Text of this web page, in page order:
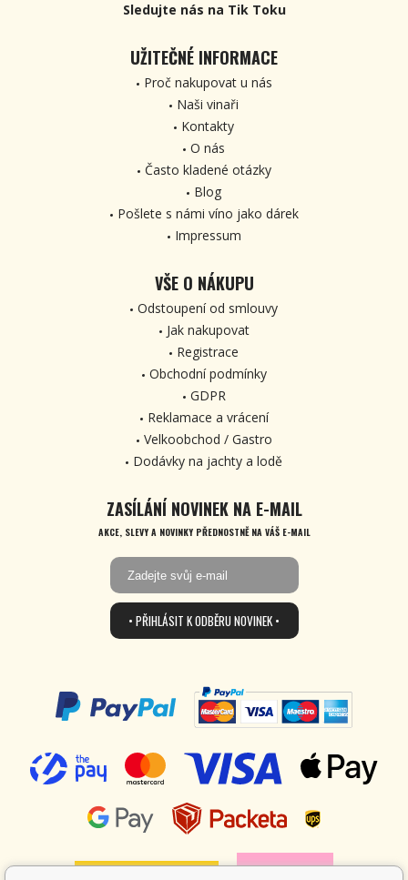
Sledujte nás na Tik Toku
UŽITEČNÉ INFORMACE
Proč nakupovat u nás
Naši vinaři
Kontakty
O nás
Často kladené otázky
Blog
Pošlete s námi víno jako dárek
Impressum
VŠE O NÁKUPU
Odstoupení od smlouvy
Jak nakupovat
Registrace
Obchodní podmínky
GDPR
Reklamace a vrácení
Velkoobchod / Gastro
Dodávky na jachty a lodě
ZASÍLÁNÍ NOVINEK NA E-MAIL
AKCE, SLEVY A NOVINKY PŘEDNOSTNĚ NA VÁŠ E-MAIL
• PŘIHLÁSIT K ODBĚRU NOVINEK •